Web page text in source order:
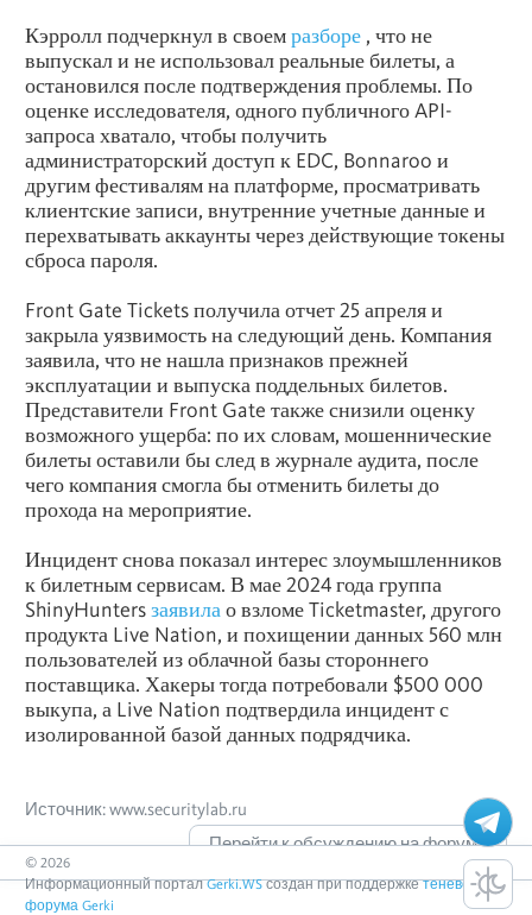
Кэрролл подчеркнул в своемразборе , что не
выпускал и не использовал реальные билеты, а
остановился после подтверждения проблемы. По
оценке исследователя, одного публичного API-
запроса хватало, чтобы получить
администраторский доступ к EDC, Bonnaroo и
другим фестивалям на платформе, просматривать
клиентские записи, внутренние учетные данные и
перехватывать аккаунты через действующие токены
сброса пароля.
Front Gate Tickets получила отчет 25 апреля и
закрыла уязвимость на следующий день. Компания
заявила, что не нашла признаков прежней
эксплуатации и выпуска поддельных билетов.
Представители Front Gate также снизили оценку
возможного ущерба: по их словам, мошеннические
билеты оставили бы след в журнале аудита, после
чего компания смогла бы отменить билеты до
прохода на мероприятие.
Инцидент снова показал интерес злоумышленников
к билетным сервисам. В мае 2024 года группа
ShinyHuntersзаявилао взломе Ticketmaster, другого
продукта Live Nation, и похищении данных 560 млн
пользователей из облачной базы стороннего
поставщика. Хакеры тогда потребовали $500 000
выкупа, а Live Nation подтвердила инцидент с
изолированной базой данных подрядчика.
Источник: www.securitylab.ru
Перейти к обсуждению на форуме
© 2026
Информационный порталGerki.WSсоздан при поддержкетеневого
форума Gerki